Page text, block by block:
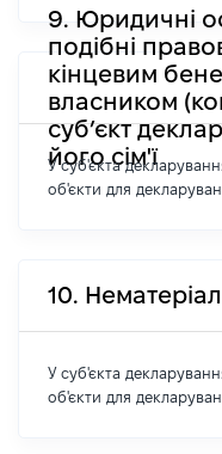
9. Юридичні
подібні
кінцевим
власником
суб’єкт
його сім'ї
У суб'єкта
об'єкти для
10.
У суб'єкта
об'єкти для